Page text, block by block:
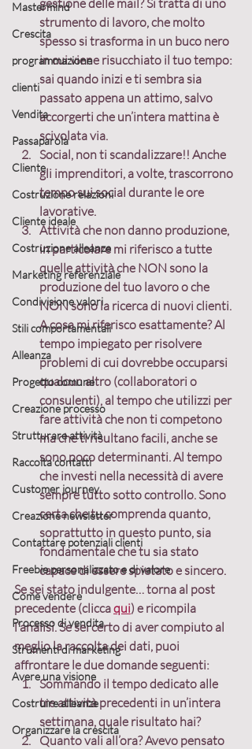
Mastermind
Crescita
programmazione
clienti
Vendita
Passaparola
Cliente
Costruzione relazioni
Cliente ideale
Costruzione alleanze
Marketing referenziale
Condivisione valori
Stili comportamentali
Alleanza
Progetto comune
Creazione processo
Strutturare attività
Raccolta contatti
Customer journey
Creazione newsletter
Contattare potenziali clienti
Freebie personalizzato e di valore
Come vendere
Processo di vendita
Strumenti di marketing
Avere una visione
Costruire alleanze
Organizzare la crescita
gestione delle mail? Si tratta di uno
strumento di lavoro, che molto
spesso si trasforma in un buco nero
in cui viene risucchiato il tuo tempo:
sai quando inizi e ti sembra sia
passato appena un attimo, salvo
accorgerti che un’intera mattina è
scivolata via.
Social, non ti scandalizzare!! Anche
gli imprenditori, a volte, trascorrono
tempo sui social durante le ore
lavorative.
Attività che non danno produzione,
in particolare mi riferisco a tutte
quelle attività che NON sono la
produzione del tuo lavoro o che
NON sono la ricerca di nuovi clienti.
A cosa mi riferisco esattamente? Al
tempo impiegato per risolvere
problemi di cui dovrebbe occuparsi
qualcun altro (collaboratori o
consulenti), al tempo che utilizzi per
fare attività che non ti competono
ma che ti risultano facili, anche se
sono poco determinanti. Al tempo
che investi nella necessità di avere
sempre tutto sotto controllo. Sono
certa che tu comprenda quanto,
soprattutto in questo punto, sia
fondamentale che tu sia stato
capace di essere spietato e sincero.
Se sei stato indulgente… torna al post
precedente (clicca qui) e ricompila
l’analisi. Se sei certo di aver compiuto al
meglio la raccolta dei dati, puoi
affrontare le due domande seguenti:
Sommando il tempo dedicato alle
tre attività precedenti in un’intera
settimana, quale risultato hai?
Quanto vali all’ora? Avevo pensato